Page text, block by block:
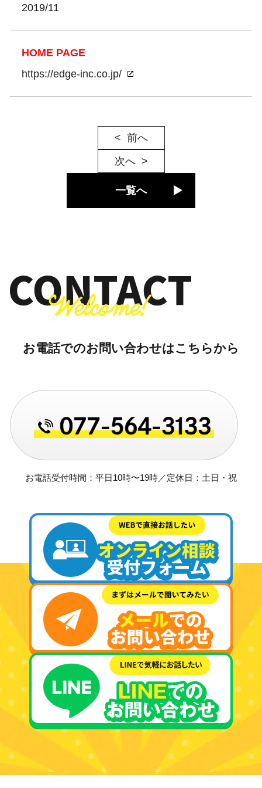
2019/11
HOME PAGE
https://edge-inc.co.jp/
前へ
次へ
一覧へ
お電話でのお問い合わせはこちらから
お電話受付時間：平日10時〜19時／定休日：土日・祝